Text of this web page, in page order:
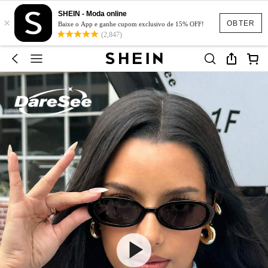
OBTER
×
SHEIN - Moda online
Baixe o App e ganhe cupom exclusivo de 15% OFF!
(2,847)